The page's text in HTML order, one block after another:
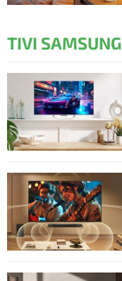
TIVI SAMSUNG